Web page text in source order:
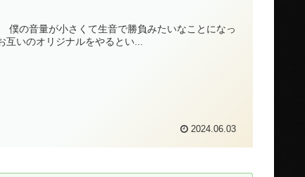
僕の音量が小さくて生音で勝負みたいなことになっ
いのオリジナルをやるとい...
2024.06.03